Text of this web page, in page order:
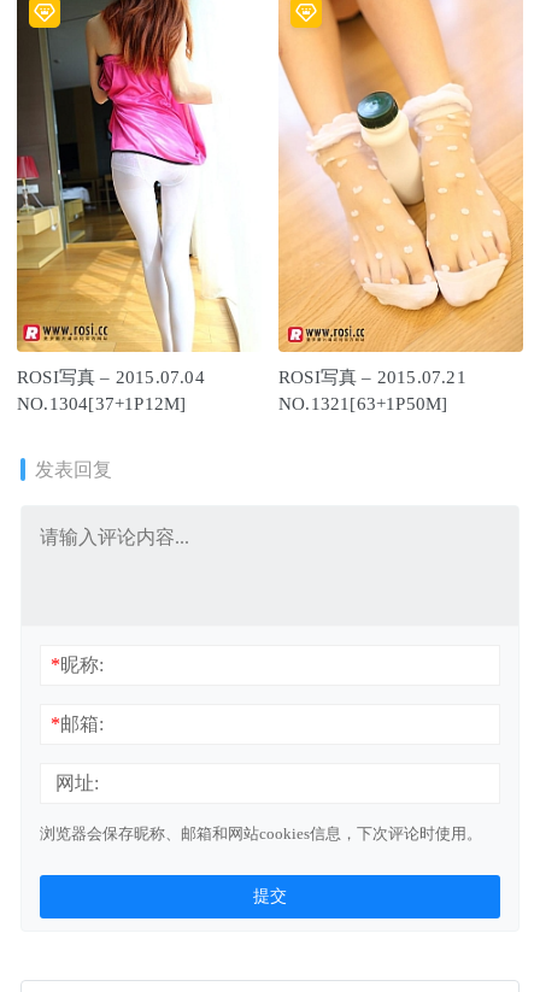
ROSI写真 – 2015.07.04
NO.1304[37+1P12M]
ROSI写真 – 2015.07.21
NO.1321[63+1P50M]
发表回复
*昵称:
*邮箱:
网址:
浏览器会保存昵称、邮箱和网站cookies信息，下次评论时使用。